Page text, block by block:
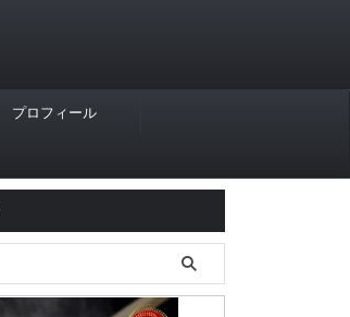
プロフィール